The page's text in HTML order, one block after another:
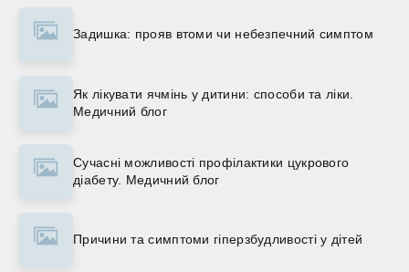
Задишка: прояв втоми чи небезпечний симптом
Як лікувати ячмінь у дитини: способи та ліки.
Медичний блог
Сучасні можливості профілактики цукрового
діабету. Медичний блог
Причини та симптоми гіперзбудливості у дітей